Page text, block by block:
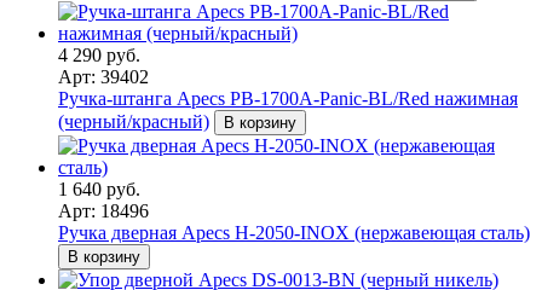
4 290 руб.
Арт: 39402
Ручка-штанга Apecs PB-1700A-Panic-BL/Red нажимная
(черный/красный)
В корзину
1 640 руб.
Арт: 18496
Ручка дверная Apecs H-2050-INOX (нержавеющая сталь)
В корзину